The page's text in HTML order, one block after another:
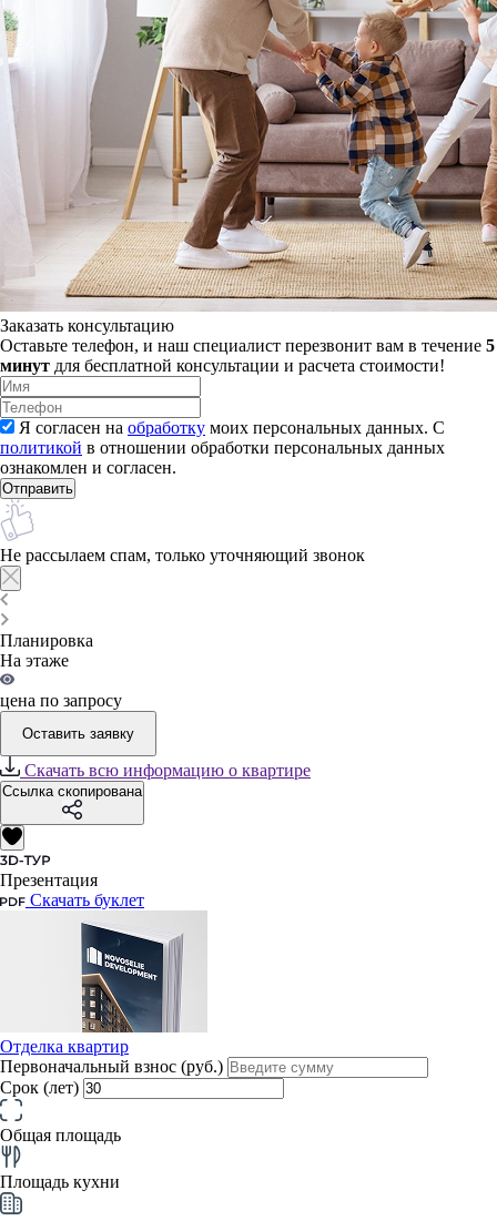
Заказать консультацию
Оставьте телефон, и наш специалист перезвонит вам в течение 5
минут для бесплатной консультации и расчета стоимости!
Я согласен на обработку моих персональных данных. С
политикой в отношении обработки персональных данных
ознакомлен и согласен.
Не рассылаем спам, только уточняющий звонок
Планировка
На этаже
цена по запросу
Оставить заявку
Скачать всю информацию о квартире
Ссылка скопирована
Презентация
Скачать буклет
Отделка квартир
Первоначальный взнос (руб.)
Срок (лет)
Общая площадь
Площадь кухни